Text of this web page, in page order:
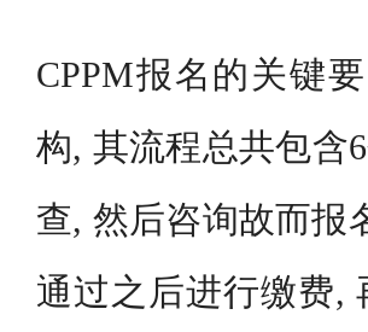
CPPM报名的关键
构, 其流程总共包含
查, 然后咨询故而报
通过之后进行缴费,